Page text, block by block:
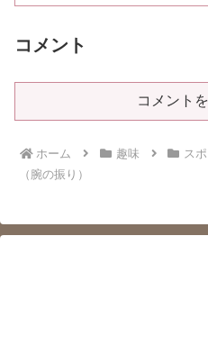
コメント
コメント
ホーム 趣味 ス
（腕の振り）